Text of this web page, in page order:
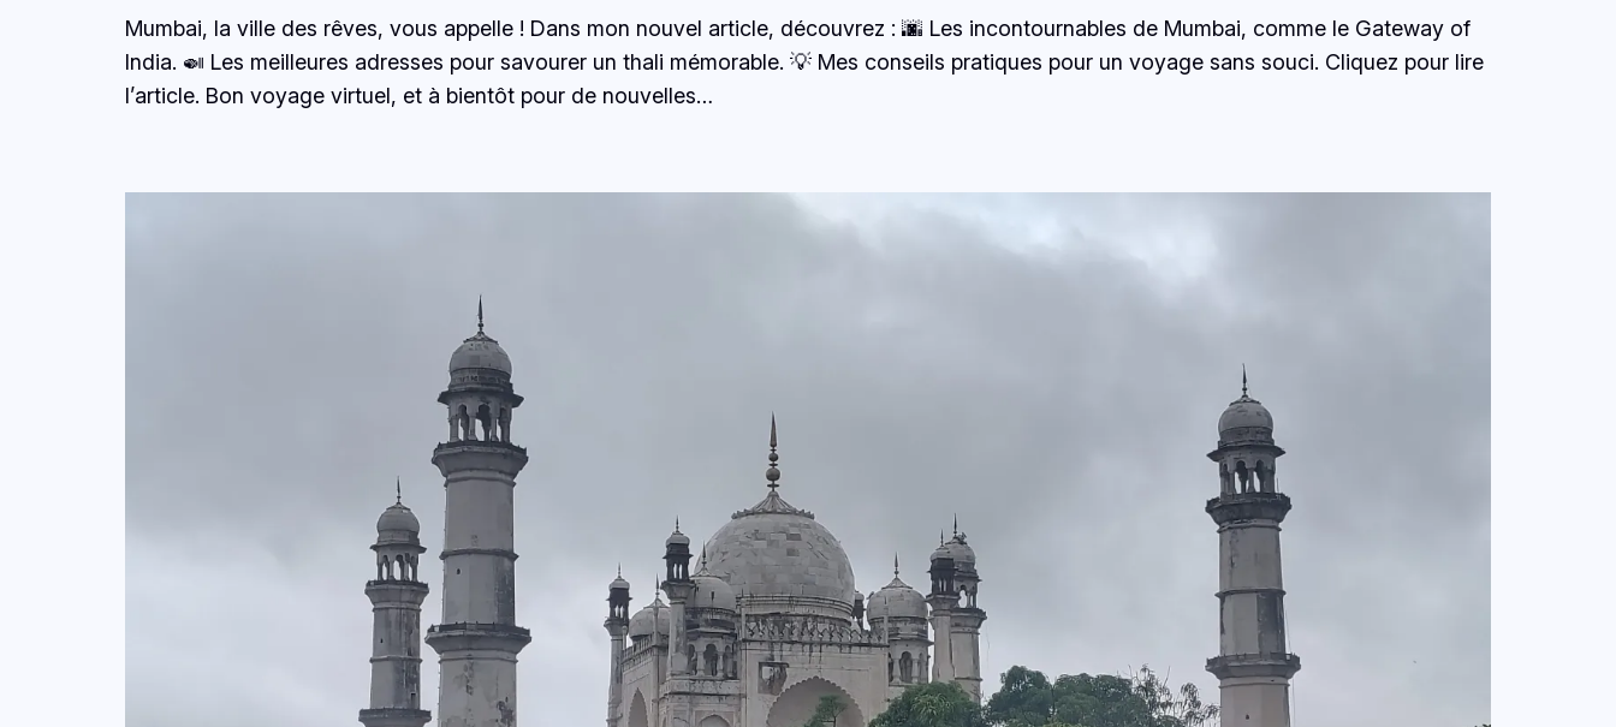
Mumbai, la ville des rêves, vous appelle ! Dans mon nouvel article, découvrez : 🌆 Les incontournables de Mumbai, comme le Gateway of
India. 🍛 Les meilleures adresses pour savourer un thali mémorable. 💡 Mes conseils pratiques pour un voyage sans souci. Cliquez pour lire
l’article. Bon voyage virtuel, et à bientôt pour de nouvelles…